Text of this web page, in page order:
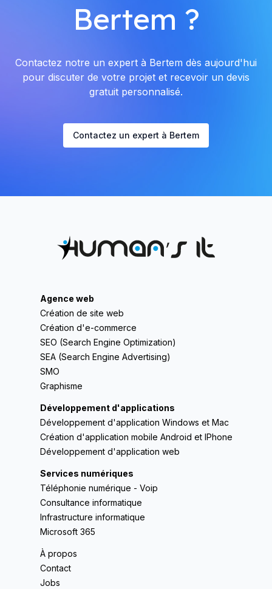
Bertem ?
Contactez notre un expert à Bertem dès aujourd'hui
pour discuter de votre projet et recevoir un devis
gratuit personnalisé.
Contactez un expert à Bertem
Agence web
Création de site web
Création d'e-commerce
SEO (Search Engine Optimization)
SEA (Search Engine Advertising)
SMO
Graphisme
Développement d'applications
Développement d'application Windows et Mac
Création d'application mobile Android et IPhone
Développement d'application web
Services numériques
Téléphonie numérique - Voip
Consultance informatique
Infrastructure informatique
Microsoft 365
À propos
Contact
Jobs